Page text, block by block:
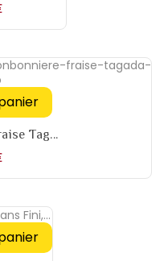
Prix
Tag...
Prix